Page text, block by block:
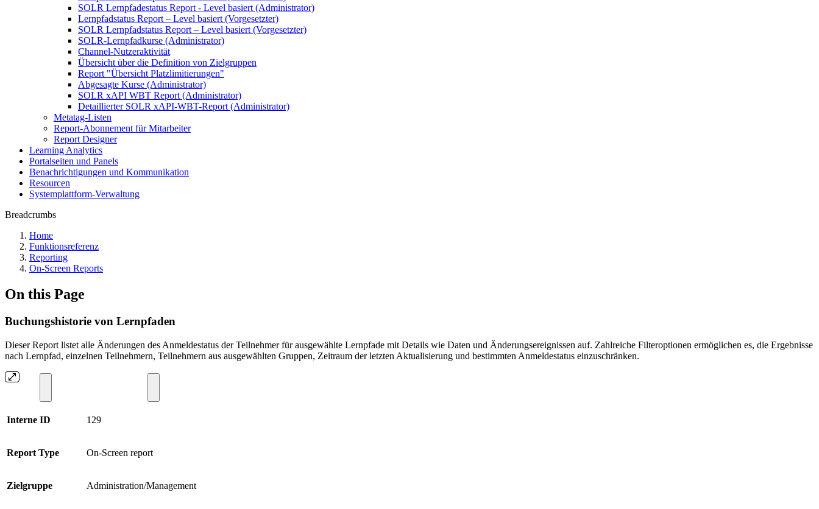
SOLR Lernpfadestatus Report - Level basiert (Administrator)
Lernpfadstatus Report – Level basiert (Vorgesetzter)
SOLR Lernpfadstatus Report – Level basiert (Vorgesetzter)
SOLR-Lernpfadkurse (Administrator)
Channel-Nutzeraktivität
Übersicht über die Definition von Zielgruppen
Report "Übersicht Platzlimitierungen"
Abgesagte Kurse (Administrator)
SOLR xAPI WBT Report (Administrator)
Detaillierter SOLR xAPI-WBT-Report (Administrator)
Metatag-Listen
Report-Abonnement für Mitarbeiter
Report Designer
Learning Analytics
Portalseiten und Panels
Benachrichtigungen und Kommunikation
Resourcen
Systemplattform-Verwaltung
Breadcrumbs
Home
Funktionsreferenz
Reporting
On-Screen Reports
On this Page
Buchungshistorie von Lernpfaden
Dieser Report listet alle Änderungen des Anmeldestatus der Teilnehmer für ausgewählte Lernpfade mit Details wie Daten und Änderungsereignissen auf. Zahlreiche Filteroptionen ermöglichen es, die Ergebnisse
nach Lernpfad, einzelnen Teilnehmern, Teilnehmern aus ausgewählten Gruppen, Zeitraum der letzten Aktualisierung und bestimmten Anmeldestatus einzuschränken.
Interne ID 129
Report Type On-Screen report
Zielgruppe Administration/Management